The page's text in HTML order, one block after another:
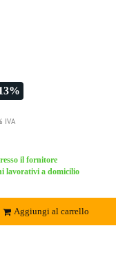
IVA
il fornitore
lavorativi a domicilio
Aggiungi al carrello